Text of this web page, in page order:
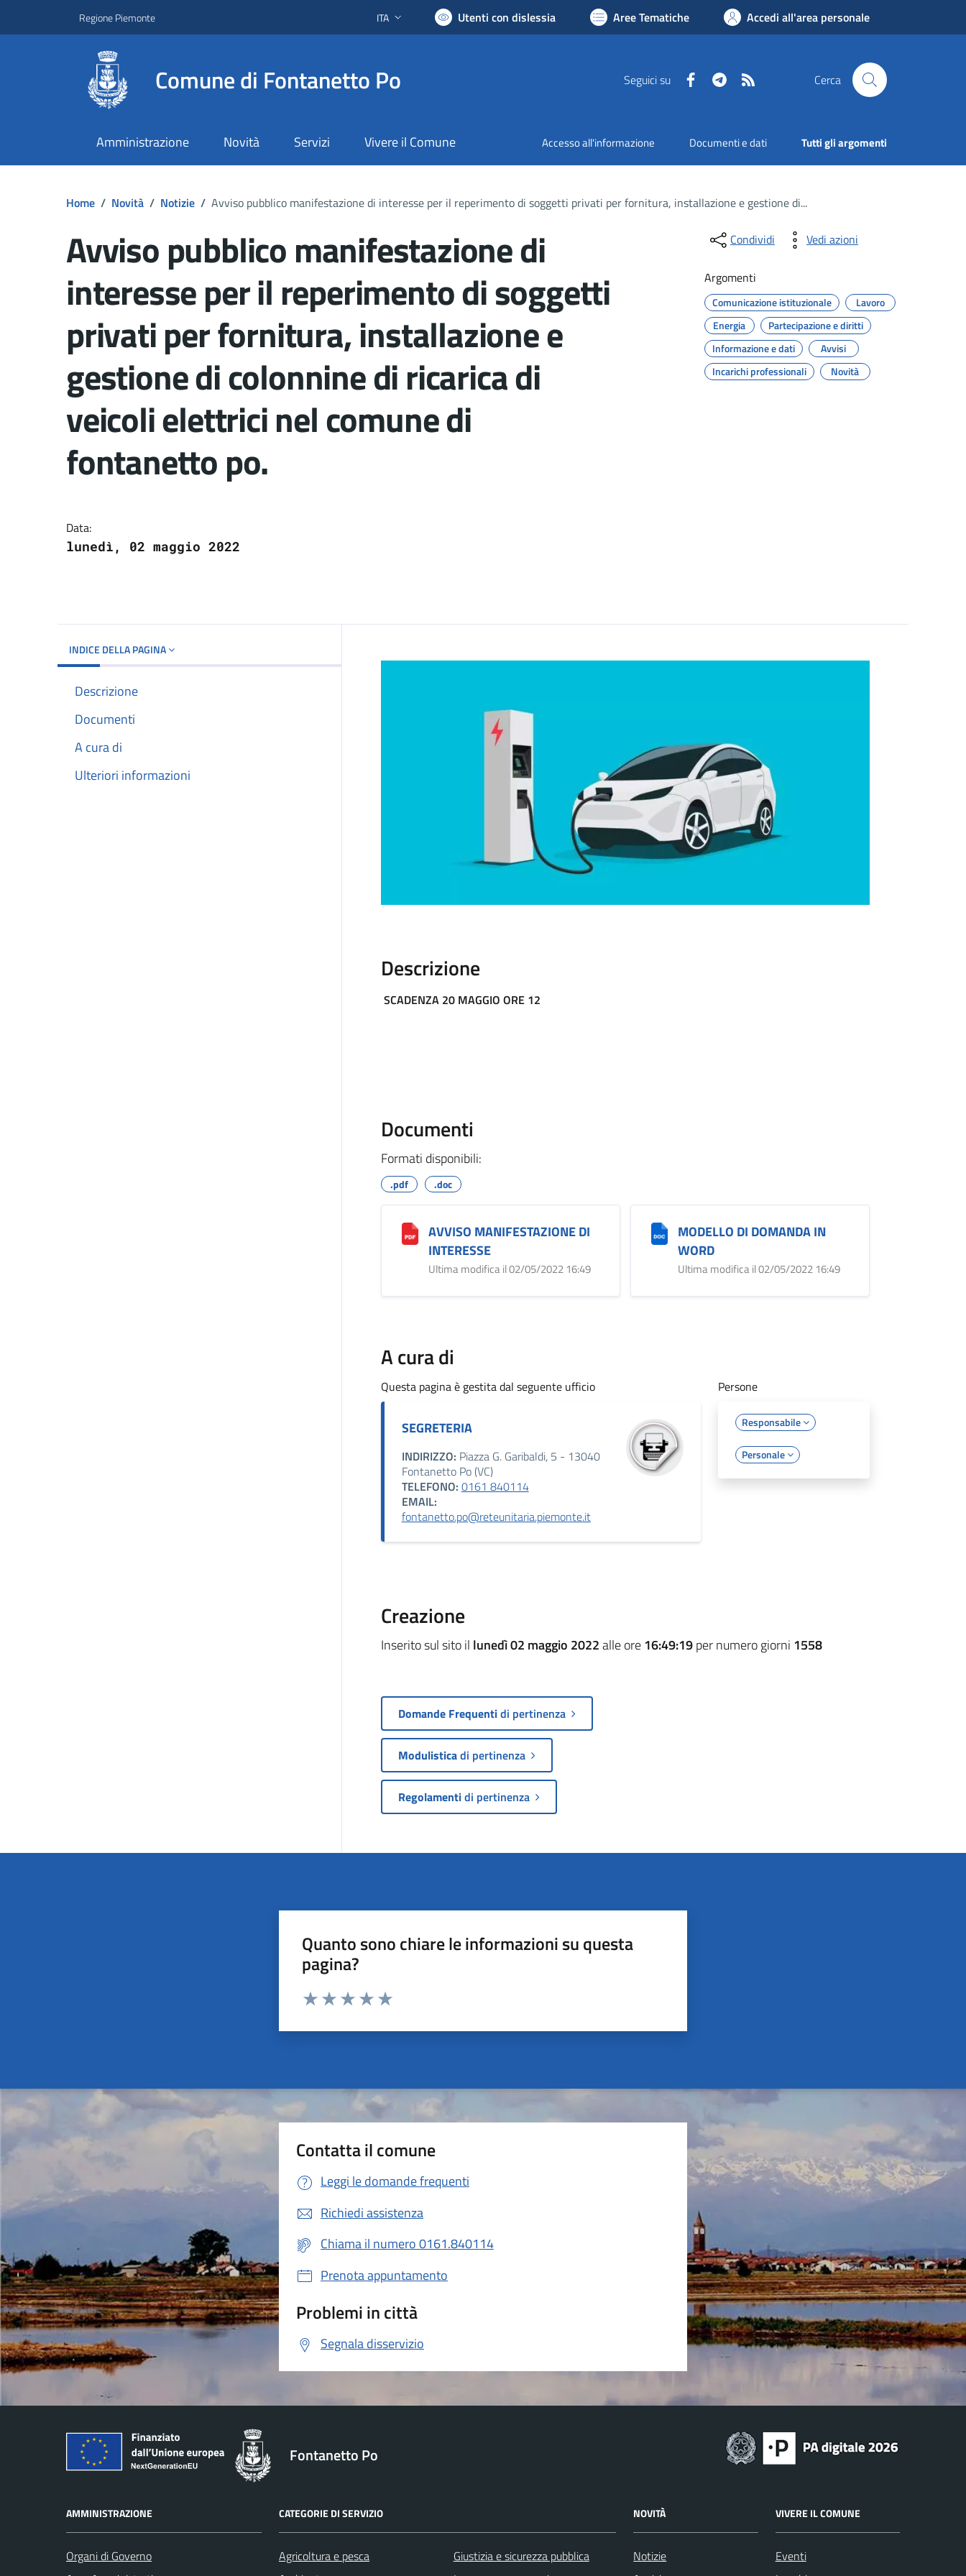
Regione Piemonte Lingua attiva:
ITA Utenti con dislessia Aree Tematiche Accedi all'area personale
Comune di Fontanetto Po Seguici su FacebookTelegram Cerca
Amministrazione Novità Servizi Vivere il Comune Accesso all'informazione Documenti e dati Tutti gli argomenti
Home / Novità / Notizie / Avviso pubblico manifestazione di interesse per il reperimento di soggetti privati per fornitura, installazione e gestione di...
Avviso pubblico manifestazione di
interesse per il reperimento di soggetti
privati per fornitura, installazione e
gestione di colonnine di ricarica di
veicoli elettrici nel comune di
fontanetto po.
Data:
lunedì, 02 maggio 2022
Condividi Vedi azioni
Argomenti
Comunicazione istituzionale
Lavoro
Energia
Partecipazione e diritti
Informazione e dati
Avvisi
Incarichi professionali
Novità
INDICE DELLA PAGINA
Descrizione
Documenti
A cura di
Ulteriori informazioni
Descrizione
SCADENZA 20 MAGGIO ORE 12
Documenti
Formati disponibili:
.pdf .doc
AVVISO MANIFESTAZIONE DI
INTERESSE
Ultima modifica il 02/05/2022 16:49
MODELLO DI DOMANDA IN
WORD
Ultima modifica il 02/05/2022 16:49
A cura di
Questa pagina è gestita dal seguente ufficio
SEGRETERIA
INDIRIZZO: Piazza G. Garibaldi, 5 - 13040
Fontanetto Po (VC)
TELEFONO: 0161 840114
EMAIL:
fontanetto.po@reteunitaria.piemonte.it
Persone
Responsabile
Personale
Creazione
Inserito sul sito il lunedì 02 maggio 2022alle ore16:49:19per numero giorni 1558
Domande Frequentidi pertinenza
Modulisticadi pertinenza
Regolamentidi pertinenza
Quanto sono chiare le informazioni su questa
pagina?
Valuta da 1 a 5 stelle la pagina
Contatta il comune
Leggi le domande frequenti
Richiedi assistenza
Chiama il numero 0161.840114
Prenota appuntamento
Problemi in città
Segnala disservizio
Fontanetto Po
AMMINISTRAZIONE
Organi di Governo
CATEGORIE DI SERVIZIO
Agricoltura e pesca
Giustizia e sicurezza pubblica
NOVITÀ
Notizie
VIVERE IL COMUNE
Eventi